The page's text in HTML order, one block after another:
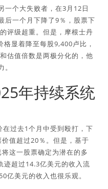
一个大失败者，在3月12日
后一个月下降了9％，股票下
评级超重。但是，摩根士丹
显着降至每股9,400卢比，
估值倍数是两极分化的，他
年持续系统
过去1个月中受到殴打，下
值超过20％。但是，基于
这一股票确定为潜在的多
迹超过14.3亿美元的收入流
亿美元的收入也很乐观。